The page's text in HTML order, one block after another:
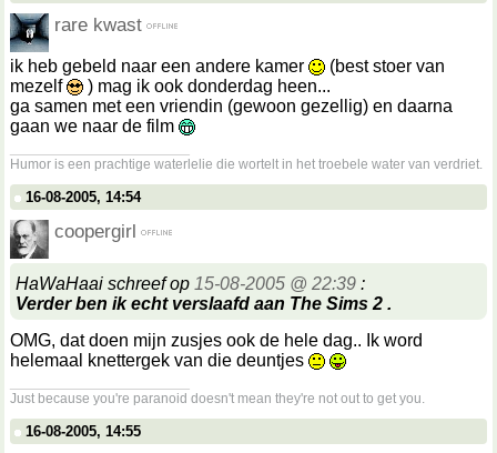
rare kwast
ik heb gebeld naar een andere kamer
(best stoer van
mezelf
) mag ik ook donderdag heen...
ga samen met een vriendin (gewoon gezellig) en daarna
gaan we naar de film
Humor is een prachtige waterlelie die wortelt in het troebele water van verdriet.
16-08-2005, 14:54
coopergirl
HaWaHaai schreef op 15-08-2005 @ 22:39 :
Verder ben ik echt verslaafd aan The Sims 2 .
OMG, dat doen mijn zusjes ook de hele dag.. Ik word
helemaal knettergek van die deuntjes
Just because you're paranoid doesn't mean they're not out to get you.
16-08-2005, 14:55